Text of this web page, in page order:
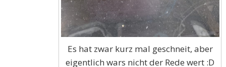
Es hat zwar kurz mal geschneit, aber
eigentlich wars nicht der Rede wert :D